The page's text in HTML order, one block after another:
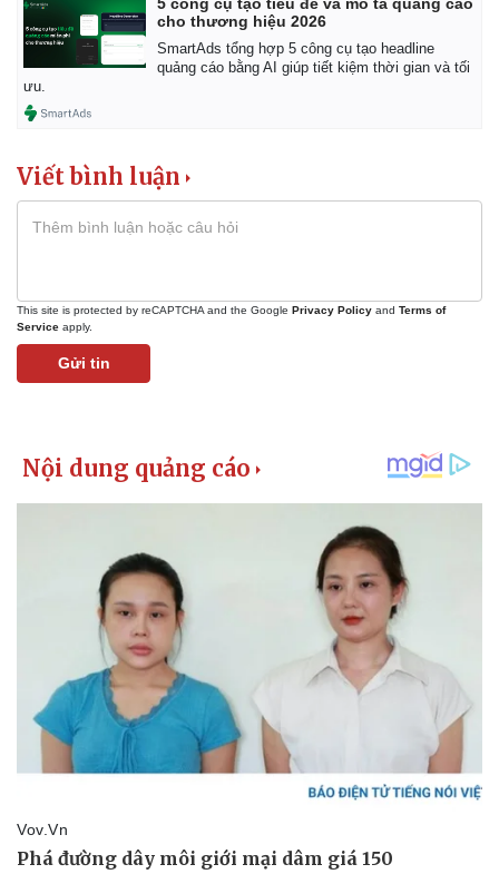
cho thương hiệu 2026
SmartAds tổng hợp 5 công cụ tạo headline
quảng cáo bằng AI giúp tiết kiệm thời gian và tối
ưu.
Viết bình luận
This site is protected by reCAPTCHA and the Google Privacy Policy and Terms of
Service apply.
Gửi tin